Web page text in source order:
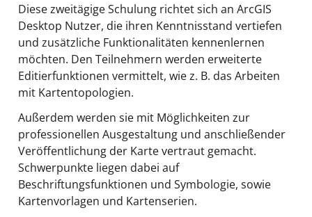
Diese zweitägige Schulung richtet sich an ArcGIS
Desktop Nutzer, die ihren Kenntnisstand vertiefen
und zusätzliche Funktionalitäten kennenlernen
möchten. Den Teilnehmern werden erweiterte
Editierfunktionen vermittelt, wie z. B. das Arbeiten
mit Kartentopologien.
Außerdem werden sie mit Möglichkeiten zur
professionellen Ausgestaltung und anschließender
Veröffentlichung der Karte vertraut gemacht.
Schwerpunkte liegen dabei auf
Beschriftungsfunktionen und Symbologie, sowie
Kartenvorlagen und Kartenserien.